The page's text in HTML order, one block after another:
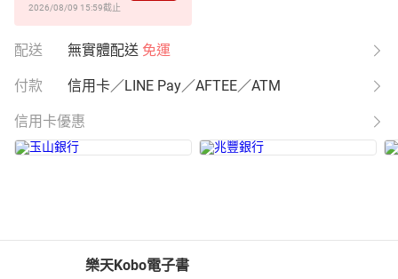
2026/08/09 15:59截止
配送 無實體配送 免運
付款 信用卡／LINE Pay／AFTEE／ATM
信用卡優惠
樂天Kobo電子書